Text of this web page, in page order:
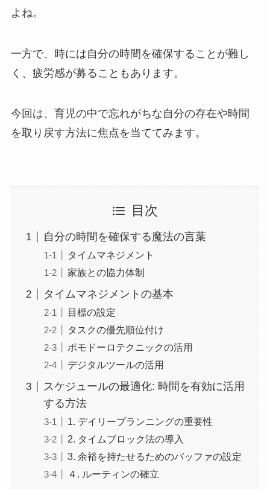
よね。
一方で、時には自分の時間を確保することが難し
く、疲労感が募ることもあります。
今回は、育児の中で忘れがちな自分の存在や時間
を取り戻す方法に焦点を当ててみます。
目次
自分の時間を確保する魔法の言葉
タイムマネジメント
家族との協力体制
タイムマネジメントの基本
目標の設定
タスクの優先順位付け
ポモドーロテクニックの活用
デジタルツールの活用
スケジュールの最適化: 時間を有効に活用
する方法
1. デイリープランニングの重要性
2. タイムブロック法の導入
3. 余裕を持たせるためのバッファの設定
４. ルーティンの確立